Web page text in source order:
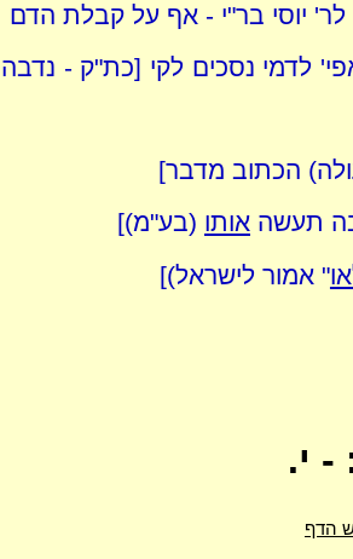
לר' יוסי בר"י - אף על קבלת הדם
לדמי נסכים לקי [כת"ק - נדבה
הכתוב מדבר]
תעשה אותו (בע"מ)]
" אמור לישראל)]
- י.
הדף